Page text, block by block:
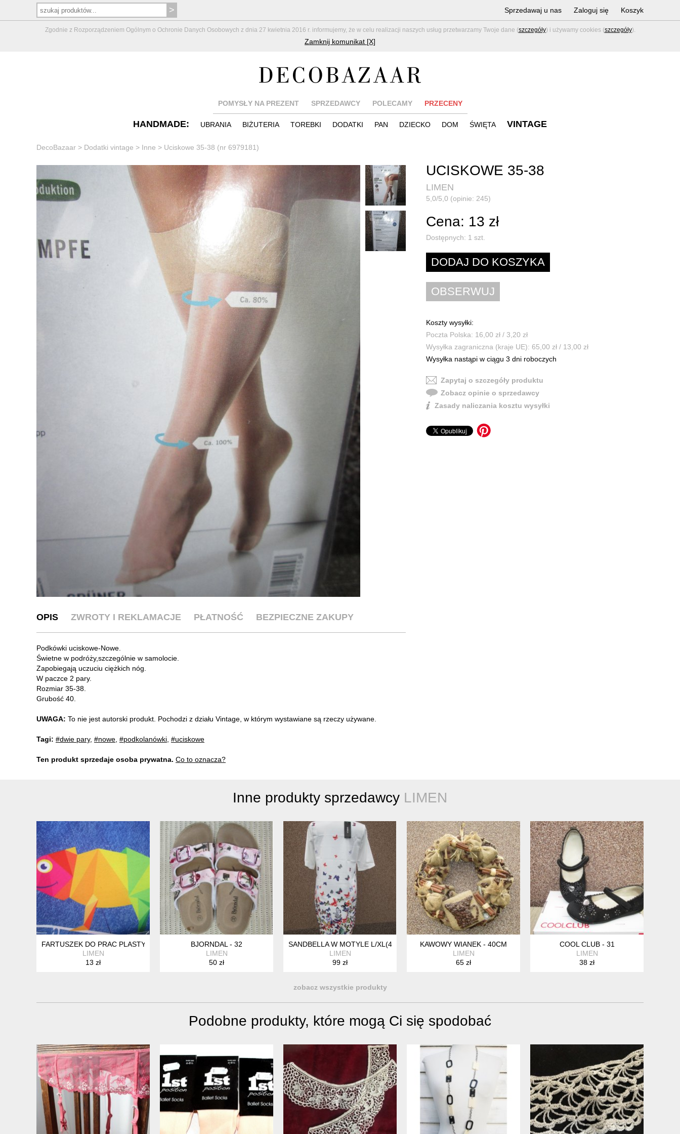
Zgodnie z Rozporządzeniem Ogólnym o Ochronie Danych Osobowych z dnia 27 kwietnia 2016 r. informujemy, że w celu realizacji naszych usług przetwarzamy Twoje dane (szczegóły) i używamy cookies (szczegóły).
Zamknij komunikat [X]
Sprzedawaj u nas Zaloguj się Koszyk
POMYSŁY NA PREZENT SPRZEDAWCY POLECAMY PRZECENY
HANDMADE: UBRANIA BIŻUTERIA TOREBKI DODATKI PAN DZIECKO DOM ŚWIĘTA VINTAGE
DecoBazaar > Dodatki vintage > Inne > Uciskowe 35-38 (nr 6979181)
UCISKOWE 35-38
LIMEN
5,0/5,0 (opinie: 245)
Cena: 13 zł
Dostępnych: 1 szt.
Koszty wysyłki:
Poczta Polska: 16,00 zł / 3,20 zł
Wysyłka zagraniczna (kraje UE): 65,00 zł / 13,00 zł
Wysyłka nastąpi w ciągu 3 dni roboczych
Zapytaj o szczegóły produktu
Zobacz opinie o sprzedawcy
Zasady naliczania kosztu wysyłki
OPIS ZWROTY I REKLAMACJE PŁATNOŚĆ BEZPIECZNE ZAKUPY
Podkówki uciskowe-Nowe.
Świetne w podróży,szczególnie w samolocie.
Zapobiegają uczuciu ciężkich nóg.
W paczce 2 pary.
Rozmiar 35-38.
Grubość 40.
UWAGA: To nie jest autorski produkt. Pochodzi z działu Vintage, w którym wystawiane są rzeczy używane.
Tagi: #dwie pary, #nowe #podkolanówki #uciskowe
Ten produkt sprzedaje osoba prywatna. Co to oznacza?
Inne produkty sprzedawcy LIMEN
FARTUSZEK DO PRAC PLASTYCZNYCH
LIMEN
13 zł
BJORNDAL - 32
LIMEN
50 zł
SANDBELLA W MOTYLE L/XL(40/42)
LIMEN
99 zł
KAWOWY WIANEK - 40CM
LIMEN
65 zł
COOL CLUB - 31
LIMEN
38 zł
zobacz wszystkie produkty
Podobne produkty, które mogą Ci się spodobać